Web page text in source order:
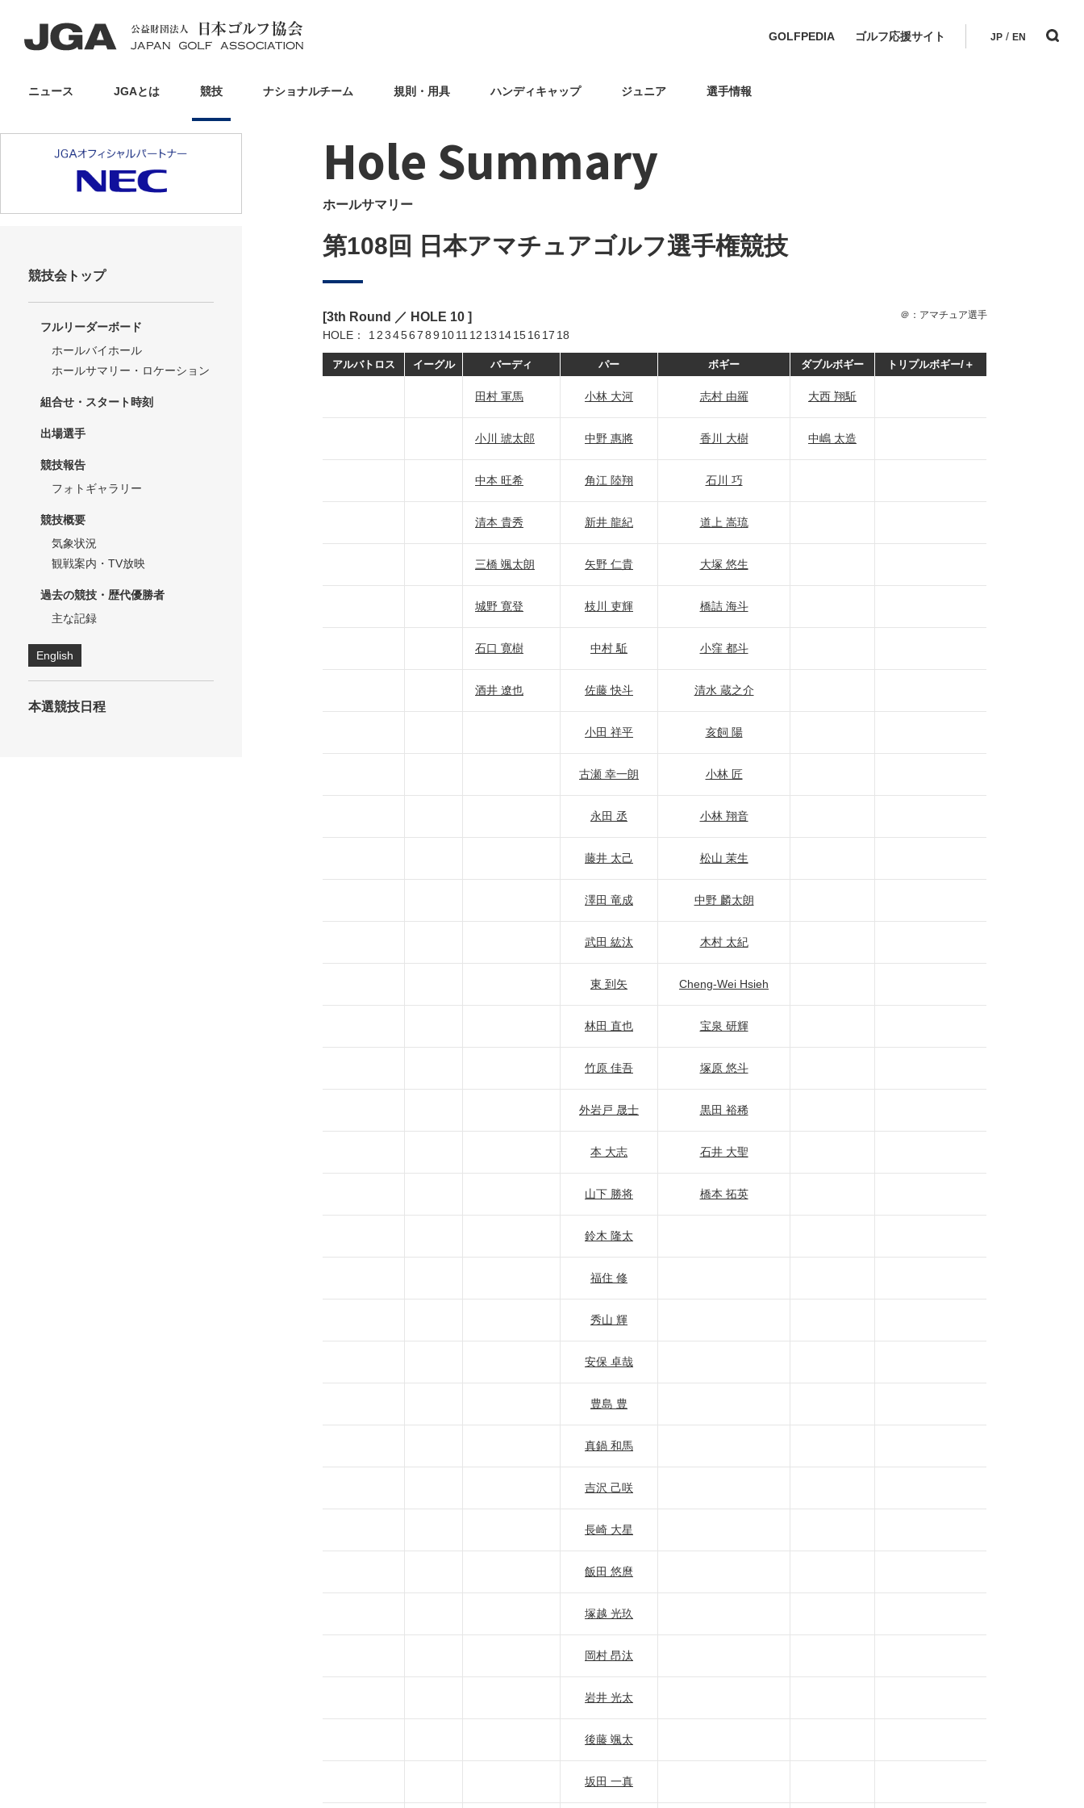
GOLFPEDIA ゴルフ応援サイト JP / EN
ニュース JGAとは 競技 ナショナルチーム 規則・用具 ハンディキャップ ジュニア 選手情報
Hole Summary
ホールサマリー
第108回 日本アマチュアゴルフ選手権競技
[3th Round ／ HOLE 10 ]
HOLE 1 23456789 1011 12 13 141516 17 18
＠：アマチュア選手
アルバトロス イーグル バーディ パー ボギー ダブルボギー トリプルボギー/＋
田村 軍馬 小林 大河 志村 由羅 大西 翔駈
小川 琥太郎 中野 惠將 香川 大樹 中嶋 太造
中本 旺希 角江 陸翔 石川 巧
清本 貴秀 新井 龍紀 道上 嵩琉
三橋 颯太朗 矢野 仁貴 大塚 悠生
城野 寛登 枝川 吏輝 橋詰 海斗
石口 寛樹 中村 駈 小窪 都斗
酒井 遼也 佐藤 快斗 清水 蔵之介
小田 祥平 亥飼 陽
古瀬 幸一朗 小林 匠
永田 丞 小林 翔音
藤井 太己 松山 茉生
澤田 竜成 中野 麟太朗
武田 紘汰 木村 太紀
東 到矢 Cheng-Wei Hsieh
林田 直也 宝泉 研輝
竹原 佳吾 塚原 悠斗
外岩戸 晟士 黒田 裕稀
本 大志 石井 大聖
山下 勝将 橋本 拓英
鈴木 隆太
福住 修
秀山 輝
安保 卓哉
豊島 豊
真鍋 和馬
吉沢 己咲
長崎 大星
飯田 悠麿
塚越 光玖
岡村 昂汰
岩井 光太
後藤 颯太
坂田 一真
競技会トップ
フルリーダーボード
ホールバイホール
ホールサマリー・ロケーション
組合せ・スタート時刻
出場選手
競技報告
フォトギャラリー
競技概要
気象状況
観戦案内・TV放映
過去の競技・歴代優勝者
主な記録
English
本選競技日程